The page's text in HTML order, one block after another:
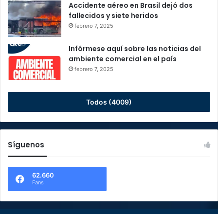
Accidente aéreo en Brasil dejó dos
fallecidos y siete heridos
febrero 7, 2025
Infórmese aquí sobre las noticias del
ambiente comercial en el país
febrero 7, 2025
Todos (4009)
Síguenos
62.660
Fans